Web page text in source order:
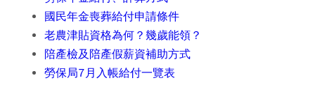
國民年金喪葬給付申請條件
老農津貼資格為何？幾歲能領？
陪產檢及陪產假薪資補助方式
勞保局7月入帳給付一覽表